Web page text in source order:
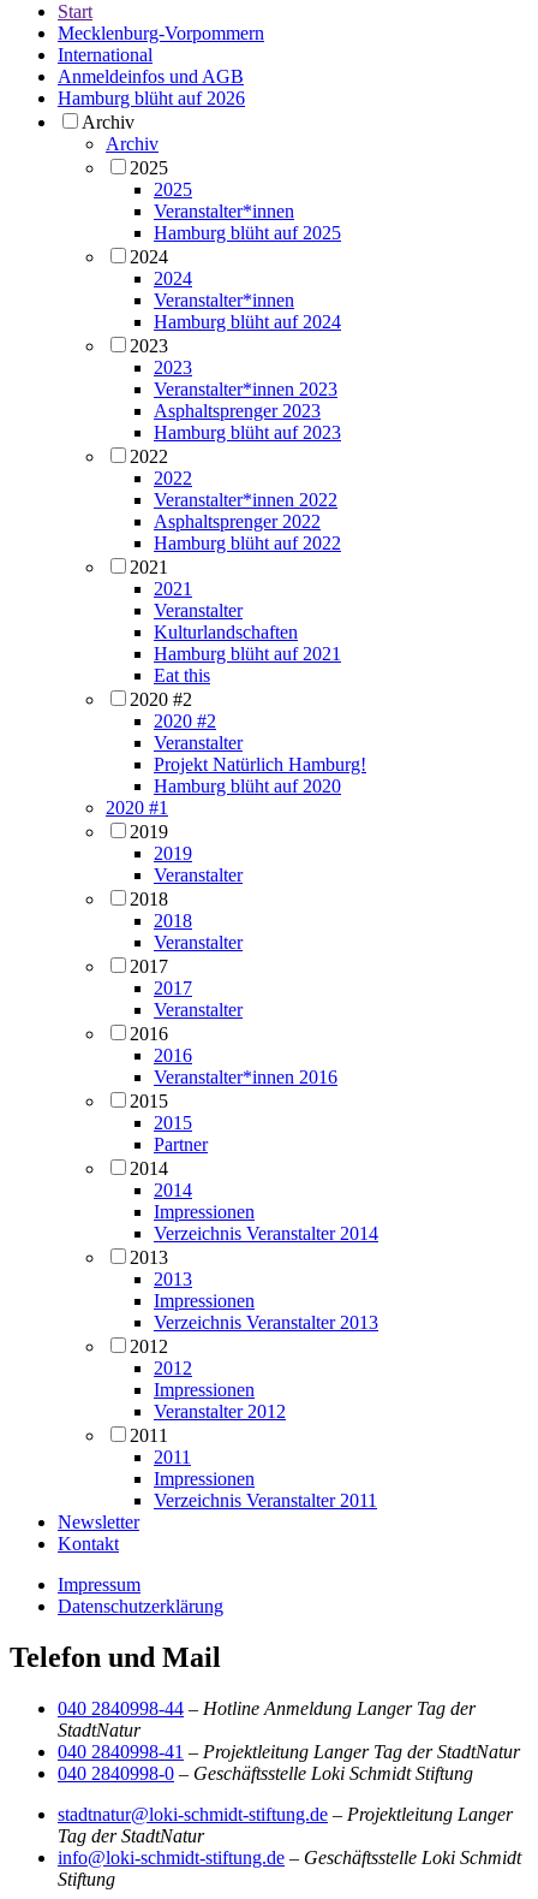
Start
Mecklenburg-Vorpommern
International
Anmeldeinfos und AGB
Hamburg blüht auf 2026
Archiv
Archiv
2025
2025
Veranstalter*innen
Hamburg blüht auf 2025
2024
2024
Veranstalter*innen
Hamburg blüht auf 2024
2023
2023
Veranstalter*innen 2023
Asphaltsprenger 2023
Hamburg blüht auf 2023
2022
2022
Veranstalter*innen 2022
Asphaltsprenger 2022
Hamburg blüht auf 2022
2021
2021
Veranstalter
Kulturlandschaften
Hamburg blüht auf 2021
Eat this
2020 #2
2020 #2
Veranstalter
Projekt Natürlich Hamburg!
Hamburg blüht auf 2020
2020 #1
2019
2019
Veranstalter
2018
2018
Veranstalter
2017
2017
Veranstalter
2016
2016
Veranstalter*innen 2016
2015
2015
Partner
2014
2014
Impressionen
Verzeichnis Veranstalter 2014
2013
2013
Impressionen
Verzeichnis Veranstalter 2013
2012
2012
Impressionen
Veranstalter 2012
2011
2011
Impressionen
Verzeichnis Veranstalter 2011
Newsletter
Kontakt
Impressum
Datenschutzerklärung
Telefon und Mail
040 2840998-44 – Hotline Anmeldung Langer Tag der
StadtNatur
040 2840998-41 – Projektleitung Langer Tag der StadtNatur
040 2840998-0 – Geschäftsstelle Loki Schmidt Stiftung
stadtnatur@loki-schmidt-stiftung.de – Projektleitung Langer
Tag der StadtNatur
info@loki-schmidt-stiftung.de – Geschäftsstelle Loki Schmidt
Stiftung